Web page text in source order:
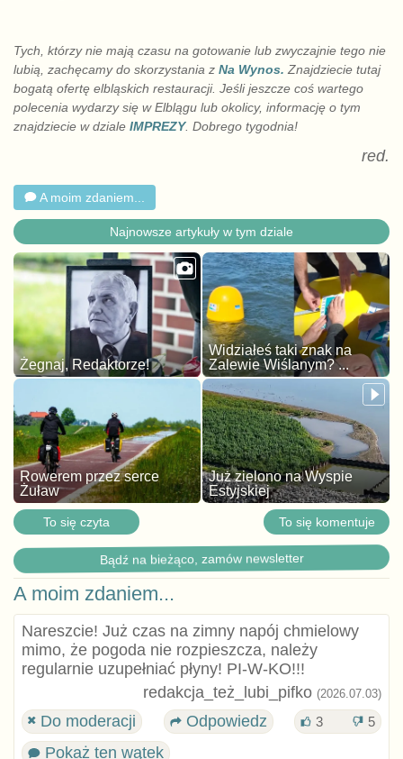
Tych, którzy nie mają czasu na gotowanie lub zwyczajnie tego nie
lubią, zachęcamy do skorzystania z Na Wynos. Znajdziecie tutaj
bogatą ofertę elbląskich restauracji. Jeśli jeszcze coś wartego
polecenia wydarzy się w Elblągu lub okolicy, informację o tym
znajdziecie w dziale IMPREZY. Dobrego tygodnia!
red.
A moim zdaniem...
Najnowsze artykuły w tym dziale
Żegnaj, Redaktorze!
Widziałeś taki znak na
Zalewie Wiślanym? ...
Rowerem przez serce
Żuław
Już zielono na Wyspie
Estyjskiej
To się czyta To się komentuje
Bądź na bieżąco, zamów newsletter
A moim zdaniem...
Nareszcie! Już czas na zimny napój chmielowy
mimo, że pogoda nie rozpieszcza, należy
regularnie uzupełniać płyny! PI-W-KO!!!
redakcja_też_lubi_pifko (2026.07.03)
Do moderacji Odpowiedz 3 5
Pokaż ten wątek